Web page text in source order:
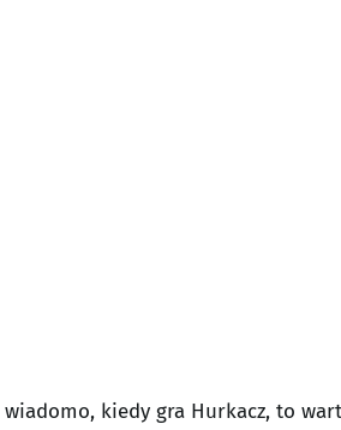
wiadomo, kiedy gra Hurkacz, to